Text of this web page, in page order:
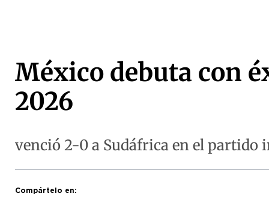
México debuta con
2026
venció 2-0 a Sudáfrica en el partido
Compártelo en: